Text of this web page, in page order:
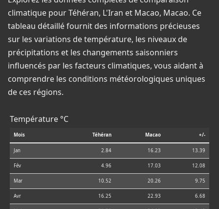
climatique pour Téhéran, L'Iran et Macao, Macao. Ce
tableau détaillé fournit des informations précieuses
sur les variations de température, les niveaux de
précipitations et les changements saisonniers
influencés par les facteurs climatiques, vous aidant à
comprendre les conditions météorologiques uniques
de ces régions.
Température °C
Mois Téhéran Macao +/-
Jan 2.84 16.23 13.39
Fév 4.96 17.03 12.08
Mar 10.52 20.26 9.75
Avr 16.25 22.93 6.68